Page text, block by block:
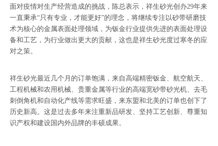
面对疫情对生产经营造成的挑战，陈总表示，祥生砂光创办29年来
一直秉承“只有专业，才能更好”的理念，将继续专注以砂带研磨技
术为核心的金属表面处理领域，为钣金行业提供先进的表面处理设
备和工艺，为行业做出更大的贡献，这也是祥生砂光度过寒冬的应
对之策。
祥生砂光最近几个月的订单饱满，来自高端精密钣金、航空航天、
工程机械和农用机械、贵重金属等行业的高端宽砂带砂光机、去毛
刺倒角机和自动化产线等需求旺盛，来东盟和北美的订单也创下了
历史新高。这是过去多年来注重新品研发、坚持工艺创新、尊重知
识产权和建设国内外品牌的丰硕成果。